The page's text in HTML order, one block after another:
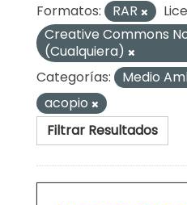
Formatos: RAR
Creative Commons
(Cualquiera)
Categorías:
Medio
acopio
Filtrar Resultados